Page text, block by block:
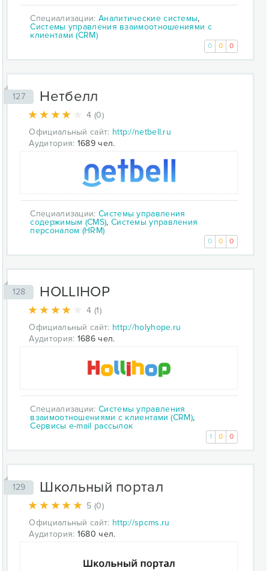
Специализации: Аналитические системы,
Системы управления взаимоотношениями с
клиентами (CRM)
0 0 0
127 Нетбелл
4 (0)
Официальный сайт: http://netbell.ru
Аудитория: 1689 чел.
Специализации: Системы управления
содержимым (CMS), Системы управления
персоналом (HRM)
0 0 0
128 HOLLIHOP
4 (1)
Официальный сайт: http://holyhope.ru
Аудитория: 1686 чел.
Специализации: Системы управления
взаимоотношениями с клиентами (CRM),
Сервисы e-mail рассылок
1 0 0
129 Школьный портал
5 (0)
Официальный сайт: http://spcms.ru
Аудитория: 1680 чел.